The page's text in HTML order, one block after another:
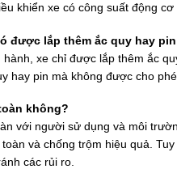
khiển xe có công suất động
được lắp thêm ắc quy hay
xe chỉ được lắp thêm ắc
hay pin mà không được cho
không?
với người sử dụng và môi
và chống trộm hiệu quả.
các rủi ro.